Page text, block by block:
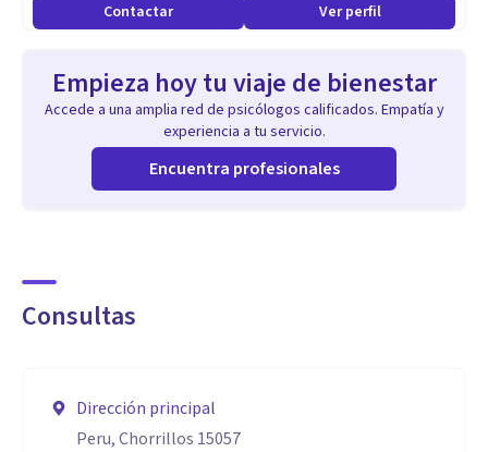
Contactar Ver perfil
Empieza hoy tu viaje de bienestar
Accede a una amplia red de psicólogos calificados. Empatía y
experiencia a tu servicio.
Encuentra profesionales
Consultas
Dirección principal
Peru, Chorrillos 15057